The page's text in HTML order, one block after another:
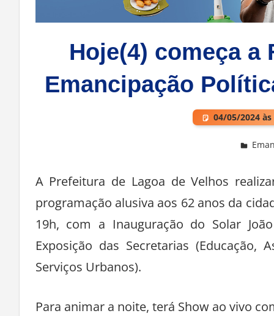
Hoje(4) começa a
Emancipação
04/05/2024 às
A Prefeitura de Lagoa de Velhos
programação alusiva aos 62 anos da
19h, com a Inauguração do Solar
Exposição das Secretarias (Educação,
Serviços Urbanos).
Para animar a noite, terá Show ao vivo